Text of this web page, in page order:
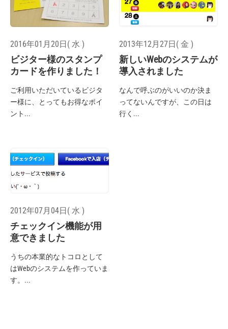
2016年01月20日( 水 )
ビジター様のスタンプ
カードを作りました！
ご利用いただいているビジタ
ー様に、とってもお得なポイ
ント...
2013年12月27日( 金 )
新しいWebのシステムが
導入されました
なんで呼ぶのがいいのか決ま
ってないんですが、この日は
行く...
2012年07月04日( 水 )
チェックイン機能が用
意できました
うちの本業的なトコロとして
はWebのシステムを作っていま
す。...